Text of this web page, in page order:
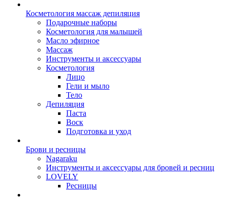
Косметология массаж депиляция
Подарочные наборы
Косметология для малышей
Масло эфирное
Массаж
Инструменты и аксессуары
Косметология
Лицо
Гели и мыло
Тело
Депиляция
Паста
Воск
Подготовка и уход
Брови и ресницы
Nagaraku
Инструменты и аксессуары для бровей и ресниц
LOVELY
Ресницы